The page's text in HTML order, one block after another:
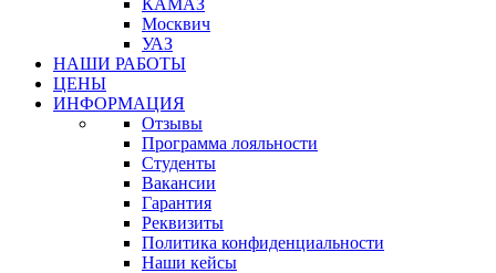
КАМАЗ
Москвич
УАЗ
НАШИ РАБОТЫ
ЦЕНЫ
ИНФОРМАЦИЯ
Отзывы
Программа лояльности
Студенты
Вакансии
Гарантия
Реквизиты
Политика конфиденциальности
Наши кейсы